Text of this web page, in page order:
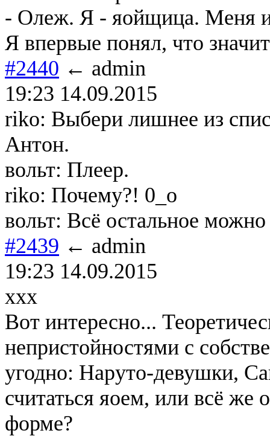
- Олеж. Я - яойщица. Меня
Я впервые понял, что
#2440 ← admin
19:23 14.09.2015
riko: Выбери лишнее из
Антон.
вольт: Плеер.
riko: Почему?! 0_о
вольт: Всё остальное
#2439 ← admin
19:23 14.09.2015
xxx
Вот интересно...
непристойностями с
угодно: Наруто-девушки,
считаться яоем, или всё
форме?